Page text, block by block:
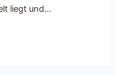
liegt und…